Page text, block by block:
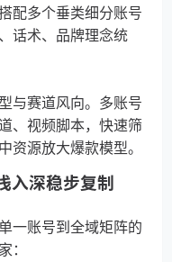
配多个垂类细分账号
话术、品牌理念统
与赛道风向。多账号
、视频脚本，快速筛
资源放大爆款模型。
入深稳步复制
一账号到全域矩阵的
：